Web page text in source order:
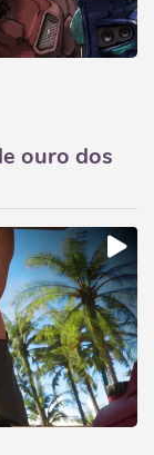
ouro dos